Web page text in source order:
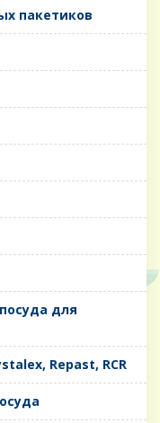
пакетиков
для
Repast, RCR